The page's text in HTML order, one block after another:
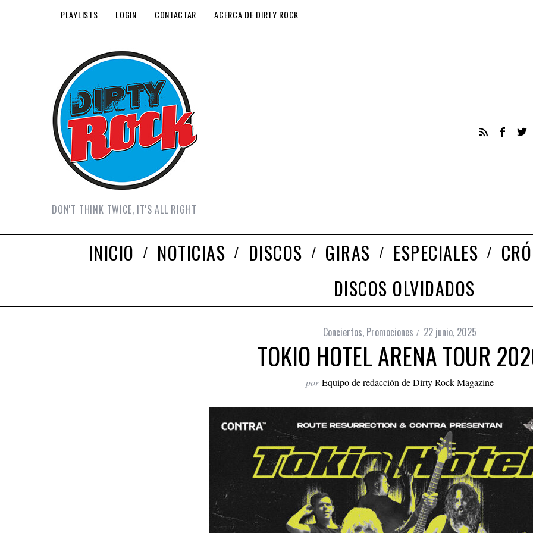
PLAYLISTS LOGIN CONTACTAR ACERCA DE DIRTY ROCK
DON'T THINK TWICE, IT'S ALL RIGHT
INICIO NOTICIAS DISCOS GIRAS ESPECIALES
DISCOS OLVIDADOS
Conciertos, Promociones 22 junio, 2025
TOKIO HOTEL ARENA TOUR
por Equipo de redacción de Dirty Rock Magazine